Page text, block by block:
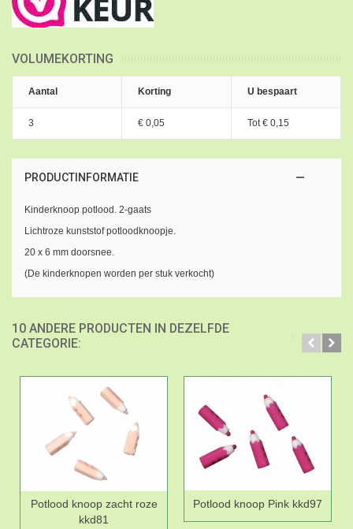
VOLUMEKORTING
Aantal Korting U bespaart
3 € 0,05 Tot€ 0,15
PRODUCTINFORMATIE
Kinderknoop potlood. 2-gaats
Lichtroze kunststof potloodknoopje.
20 x 6 mm doorsnee.
(De kinderknopen worden per stuk verkocht)
10 ANDERE PRODUCTEN IN DEZELFDE
CATEGORIE:
Potlood knoop zacht roze
kkd81
Potlood knoop Pink kkd97